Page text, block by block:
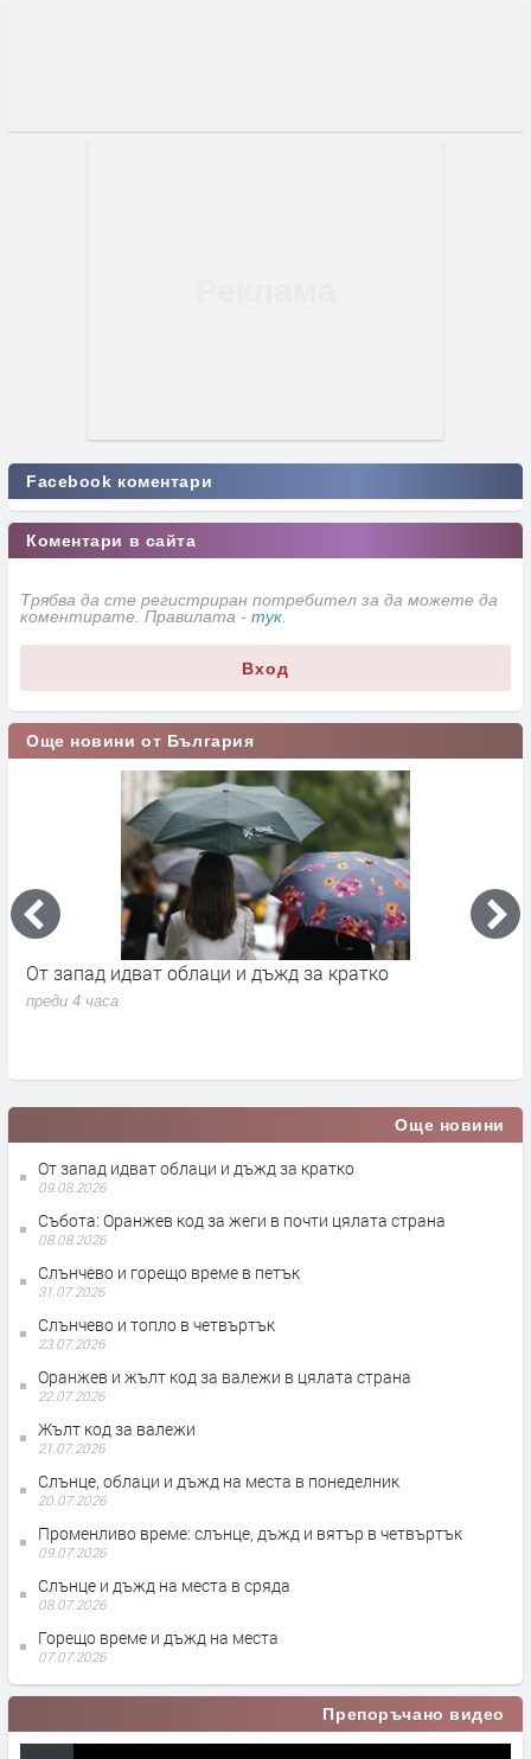
Facebook коментари
Коментари в сайта
Трябва да сте регистриран потребител за да можете да
коментирате. Правилата - тук
Вход
Още новини от България
От запад идват облаци и дъжд за кратко
преди 4 часа
Още новини
От запад идват облаци и дъжд за кратко
09.08.2026
Събота: Оранжев код за жеги в почти цялата страна
08.08.2026
Слънчево и горещо време в петък
31.07.2026
Слънчево и топло в четвъртък
23.07.2026
Оранжев и жълт код за валежи в цялата страна
22.07.2026
Жълт код за валежи
21.07.2026
Слънце, облаци и дъжд на места в понеделник
20.07.2026
Променливо време: слънце, дъжд и вятър в четвъртък
09.07.2026
Слънце и дъжд на места в сряда
08.07.2026
Горещо време и дъжд на места
07.07.2026
Препоръчано видео